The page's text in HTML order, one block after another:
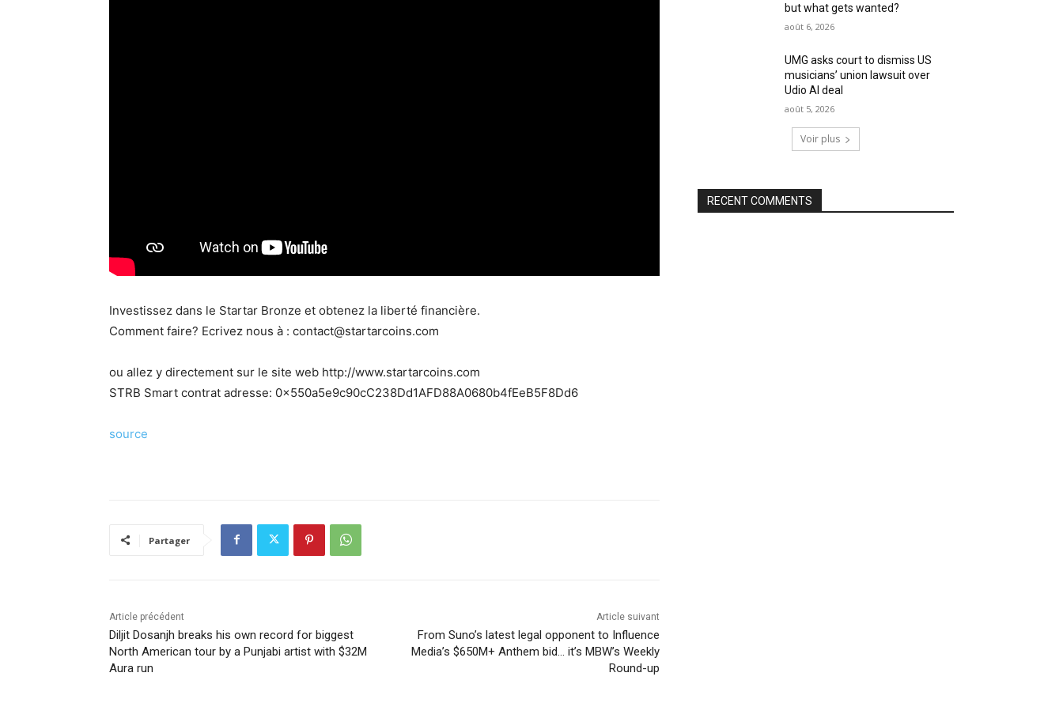
Investissez dans le Startar Bronze et obtenez la liberté financière.
Comment faire? Ecrivez nous à : contact@startarcoins.com
ou allez y directement sur le site web http://www.startarcoins.com
STRB Smart contrat adresse: 0x550a5e9c90cC238Dd1AFD88A0680b4fEeB5F8Dd6
source
Partager
Article précédent
Diljit Dosanjh breaks his own record for biggest
North American tour by a Punjabi artist with $32M
Aura run
Article suivant
From Suno’s latest legal opponent to Influence
Media’s $650M+ Anthem bid… it’s MBW’s Weekly
Round-up
but what gets wanted?
août 6, 2026
UMG asks court to dismiss US
musicians’ union lawsuit over
Udio AI deal
août 5, 2026
Voir plus
RECENT COMMENTS